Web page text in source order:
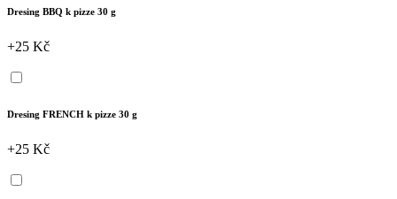
Dresing BBQ k pizze 30 g
+25 Kč
Dresing FRENCH k pizze 30 g
+25 Kč